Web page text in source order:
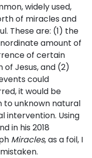
widely used,
of miracles and
These are: (1) the
amount of
of certain
of Jesus, and (2)
could
it would be
unknown natural
intervention. Using
in his 2018
Miracles, as a foil, I